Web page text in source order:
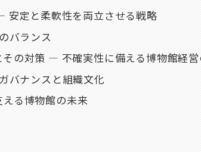
安定と柔軟性を両立させる戦略
バランス
の対策 ― 不確実性に備える博物館経
バナンスと組織文化
る博物館の未来